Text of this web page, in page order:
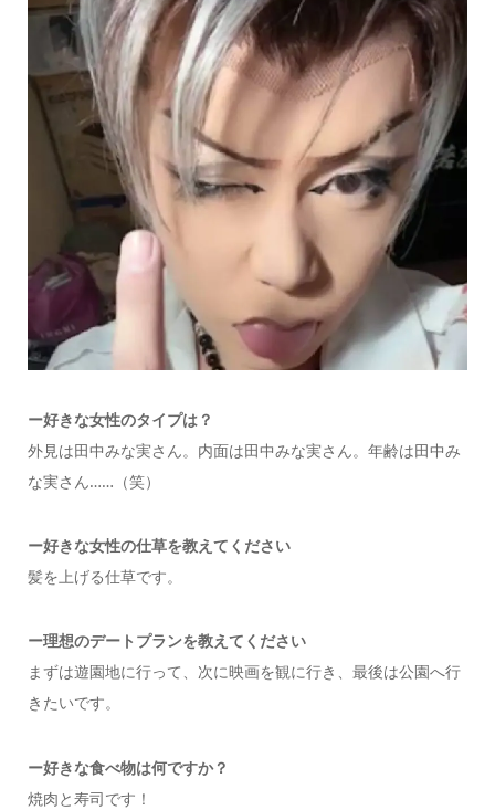
ー好きな女性のタイプは？
外見は田中みな実さん。内面は田中みな実さん。年齢は田中み
な実さん……（笑）
ー好きな女性の仕草を教えてください
髪を上げる仕草です。
ー理想のデートプランを教えてください
まずは遊園地に行って、次に映画を観に行き、最後は公園へ行
きたいです。
ー好きな食べ物は何ですか？
焼肉と寿司です！